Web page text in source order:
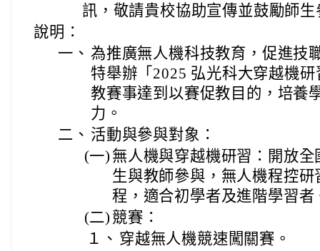
訊，敬請貴校協助宣傳並鼓勵師
說明：
一、 為推廣無人機科技教育，促進技
特舉辦「2025 弘光科大穿越機
教賽事達到以賽促教目的，培養
力。
二、 活動與參與對象：
(一) 無人機與穿越機研習：開放
生與教師參與，無人機程控
程，適合初學者及進階學習者
(二) 競賽：
１、 穿越無人機競速闖關賽。